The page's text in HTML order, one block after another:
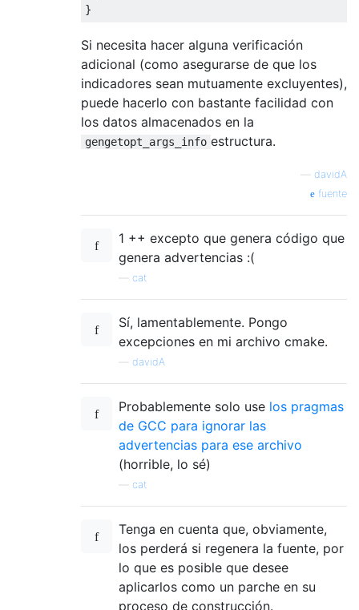
}
Si necesita hacer alguna verificación
adicional (como asegurarse de que los
indicadores sean mutuamente excluyentes),
puede hacerlo con bastante facilidad con
los datos almacenados en la
gengetopt_args_info estructura.
davidA
fuente
1 ++ excepto que genera código que
genera advertencias :(
cat
Sí, lamentablemente. Pongo
excepciones en mi archivo cmake.
davidA
Probablemente solo use los pragmas
de GCC para ignorar las
advertencias para ese archivo
(horrible, lo sé)
cat
Tenga en cuenta que, obviamente,
los perderá si regenera la fuente, por
lo que es posible que desee
aplicarlos como un parche en su
proceso de construcción.